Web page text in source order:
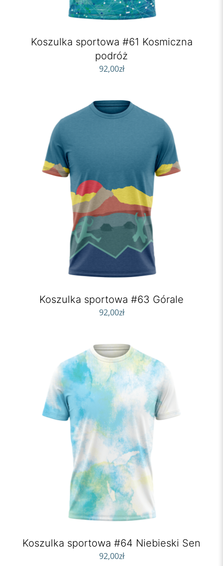
Koszulka sportowa #61 Kosmiczna
podróż
92,00zł
Koszulka sportowa #63 Górale
92,00zł
Koszulka sportowa #64 Niebieski Sen
92,00zł